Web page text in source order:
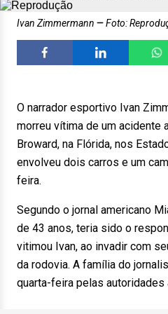
Ivan Zimmermann Foto:
O narrador esportivo Ivan
morreu vítima de um acidente
Broward, na Flórida, nos
envolveu dois carros e um
feira.
Segundo o jornal americano
de 43 anos, teria sido o
vitimou Ivan, ao invadir com
da rodovia. A família do
quarta-feira pelas autoridades